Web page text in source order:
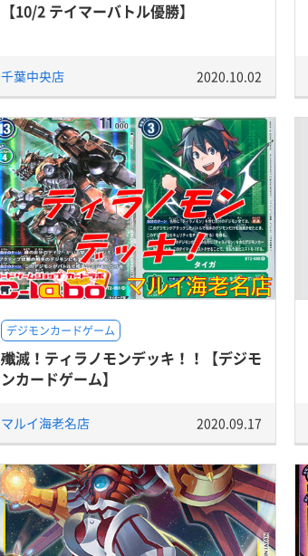
【10/2 テイマーバトル優勝】
千葉中央店 2020.10.02
デジモンカードゲーム
殲滅！ティラノモンデッキ！！【デジモ
ンカードゲーム】
マルイ海老名店 2020.09.17